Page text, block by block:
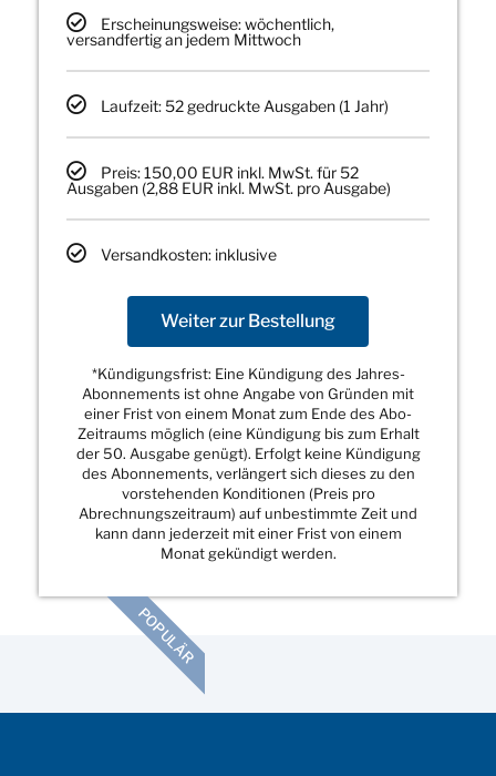
Erscheinungsweise: wöchentlich,
versandfertig an jedem Mittwoch
Laufzeit: 52 gedruckte Ausgaben (1 Jahr)
Preis: 150,00 EUR inkl. MwSt. für 52
Ausgaben (2,88 EUR inkl. MwSt. pro Ausgabe)
Versandkosten: inklusive
Weiter zur Bestellung
*Kündigungsfrist: Eine Kündigung des Jahres-
Abonnements ist ohne Angabe von Gründen mit
einer Frist von einem Monat zum Ende des Abo-
Zeitraums möglich (eine Kündigung bis zum Erhalt
der 50. Ausgabe genügt). Erfolgt keine Kündigung
des Abonnements, verlängert sich dieses zu den
vorstehenden Konditionen (Preis pro
Abrechnungszeitraum) auf unbestimmte Zeit und
kann dann jederzeit mit einer Frist von einem
Monat gekündigt werden.
POPULÄR